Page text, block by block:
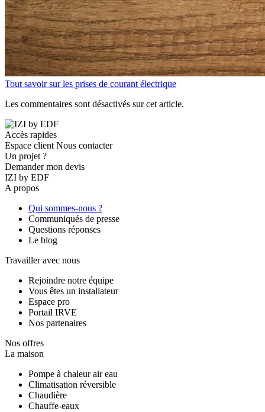
Tout savoir sur les prises de courant électrique
Les commentaires sont désactivés sur cet article.
Accès rapides
Espace client Nous contacter
Un projet ?
Demander mon devis
IZI by EDF
A propos
Qui sommes-nous ?
Communiqués de presse
Questions réponses
Le blog
Travailler avec nous
Rejoindre notre équipe
Vous êtes un installateur
Espace pro
Portail IRVE
Nos partenaires
Nos offres
La maison
Pompe à chaleur air eau
Climatisation réversible
Chaudière
Chauffe-eaux